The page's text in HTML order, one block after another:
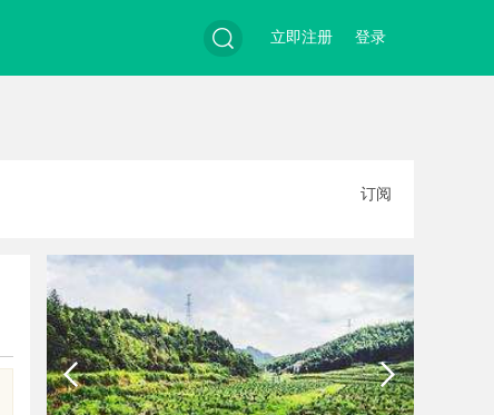
登录
立即注册
订阅